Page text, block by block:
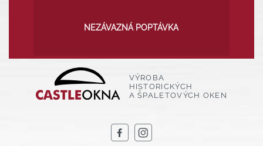
NEZÁVAZNÁ POPTÁVKA
VÝROBA
HISTORICKÝCH
A ŠPALETOVÝCH OKEN